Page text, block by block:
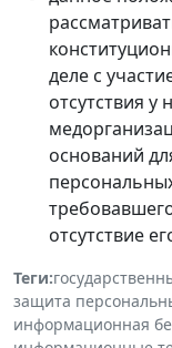
деле с
отсутствия у
оснований
отсутствие
Теги:
защита
информационная